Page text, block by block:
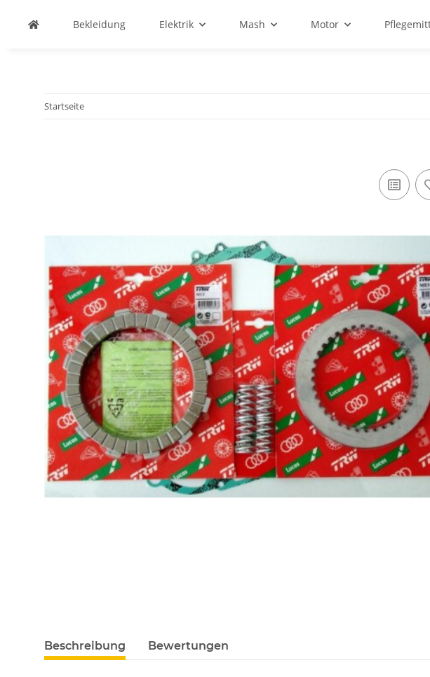
Bekleidung Elektrik Mash Motor
Startseite
Beschreibung Bewertungen